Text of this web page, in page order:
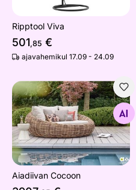
Ripptool Viva
501,85 €
ajavahemikul 17.09 - 24.09
Aiadiivan Cocoon
Otsi sarnaseid
Aiadiivan Cocoon